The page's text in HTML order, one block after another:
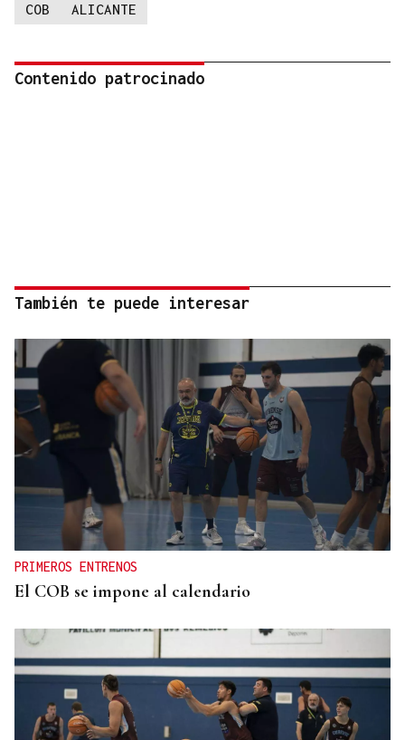
COB ALICANTE
Contenido patrocinado
También te puede interesar
PRIMEROS ENTRENOS
El COB se impone al calendario